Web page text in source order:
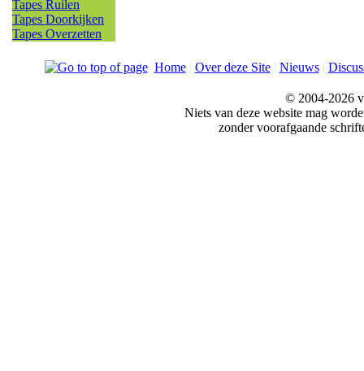
Tapes Ruilen
Tapes Doorkijken
Tapes Overzetten
Home| Over deze Site| Nieuws|
© 2004-2026
Niets van deze website mag
zonder voorafgaande